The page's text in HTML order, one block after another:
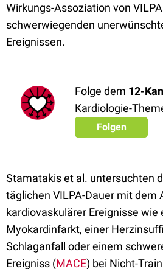
Wirkungs-Assoziation von
schwerwiegenden
Ereignissen.
Folge dem 12-
Kardiologie-
Folgen
Stamatakis et al. untersuchten
täglichen VILPA-Dauer mit dem
kardiovaskulärer Ereignisse wie
Myokardinfarkt, einer
Schlaganfall oder einem
Ereigniss (MACE) bei Nicht-